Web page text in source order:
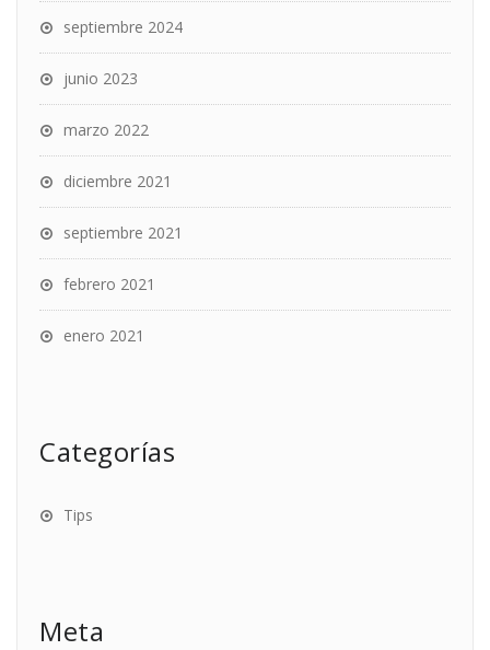
septiembre 2024
junio 2023
marzo 2022
diciembre 2021
septiembre 2021
febrero 2021
enero 2021
Categorías
Tips
Meta